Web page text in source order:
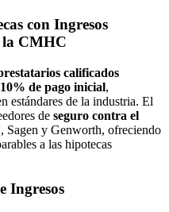
con Ingresos
la CMHC
calificados
10% de pago inicial,
estándares de la industria. El
de seguro contra el
Sagen y Genworth, ofreciendo
a las hipotecas
Ingresos